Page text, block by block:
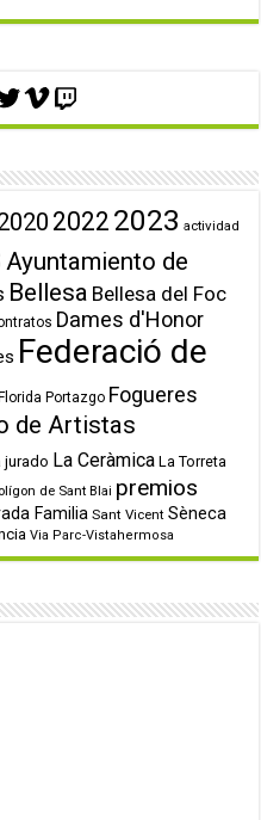
Vimeo
Twitch
2022 2023 actividad
Ayuntamiento de
Bellesa Bellesa del Foc
Dames d'Honor
Federació de
Portazgo Fogueres
de Artistas
jurado La Ceràmica La Torreta
de Sant Blai premios
Familia Sant Vicent Sèneca
Via Parc-Vistahermosa